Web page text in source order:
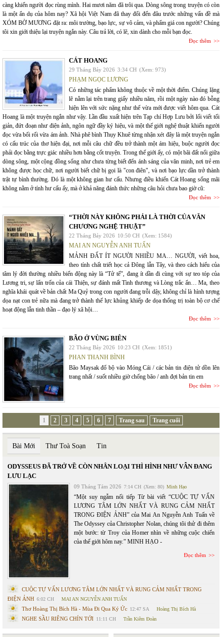
càng khiến người đọc rùng mình. Hai mươi năm đã trôi qua. Dòng sông trong truyện có còn
là một ẩn dụ của hôm nay? Xã hội Việt Nam đã thay đổi đến đâu trước những vấn đề mà
XÓM BỜ MƯƠNG đặt ra: môi trường, bạo lực, sự vô cảm, và phẩm giá con người? Chúng
tôi xin giới thiệu lại truyện ngắn này. Câu trả lời, có lẽ, xin dành cho mỗi bạn đọc.
Đọc thêm
CÁT HOANG
29 Tháng Bảy 2026 3:34 CH (Xem: 973)
PHẠM NGỌC LƯƠNG
Có những tác phẩm không thuộc về một thời điểm. Chúng lặng
lẽ nằm lại trên trang giấy nhiều năm, rồi một ngày nào đó bỗng
hiện lên với sức nặng như thể vừa mới được viết hôm qua. Cát
Hoang là một truyện ngắn như vậy. Lần đầu xuất hiện trên Tạp chí Hợp Lưu bởi lối viết tối
giản, đứt đoạn như điện ảnh, ngôn ngữ đầy ký hiệu, và một thế giới nghệ thuật khiến người
đọc vừa bối rối vừa ám ảnh. Nhà phê bình Thụy Khuê từng nhận xét đây là một truyện ngắn
có cấu trúc của thơ hiện đại, nơi mỗi câu chữ đều trở thành một ám hiệu, buộc người đọc
phải đọc bằng trực giác nhiều hơn bằng cốt truyện. Trong thế giới ấy, có một bãi đất nổi giữa
dòng sông, một cộng đồng sống như chưa từng biết đến ánh sáng của văn minh, nơi trẻ em
không được học chữ, nơi người biết chữ bị gọi là "con điên", và nơi bạo lực dần trở thành
trật tự bình thường. Đó là một không gian hư cấu. Nhưng điều khiến Cát Hoang sống mãi
không nằm ở tính hư cấu ấy, mà ở khả năng đánh thức những câu hỏi chưa bao giờ cũ:
Đọc thêm
“THỜI NÀY KHÔNG PHẢI LÀ THỜI CỦA VĂN
CHƯƠNG NGHỆ THUẬT”
22 Tháng Bảy 2026 10:50 CH (Xem: 1584)
MAI AN NGUYỄN ANH TUẤN
MẢNH ĐẤT ÍT NGƯỜI NHIỀU MA… NGƯỜI, viết hoa,
theo tính chất triết học cả Đông lẫn Tây, và theo cách hiểu của
tâm lý đời thường nhiều biến động này là “Tử tế”, đang ít dần đi cùng với sự teo tóp của
Lương tri, sự lẩn trốn của cái Thiện, sự đánh mất Tình thương và Lòng trắc ẩn… Ma, theo
nghĩa khái quát về bản chất Ma Quỷ trong con người đang trỗi dậy, không chỉ là hình tượng
dọa nạt con trẻ nữa mà đang trở thành thế lực khủng khiếp đe dọa thống trị toàn bộ cơ chế
hoạt động lẫn tinh thần – đạo lý xã hội…
Đọc thêm
BÃO Ở VÙNG BIÊN
22 Tháng Bảy 2026 10:23 CH (Xem: 1851)
PHAN THANH BÌNH
Bão Maysak đổ bộ vào Móng Cái / các bản tin điện tử dồn lên
trang nhất / suốt nhiều giờ chống bão / anh đợi bản tin em
Đọc thêm
1 2 3 4 5 6 7 Trang sau Trang cuối
Bài Mới Thư Toà Soạn Tin
ODYSSEUS ĐÃ TRỞ VỀ CÒN NHÂN LOẠI THÌ HÌNH NHƯ VẪN ĐANG
LƯU LẠC
09 Tháng Tám 2026 7:14 CH (Xem: 80) Minh Hạo
“Một suy ngẫm nối tiếp Từ bài viết “CUỘC TỰ VẤN
LƯƠNG TÂM LỚN NHẤT VÀ RUNG CẢM NHẤT
TRONG ĐIỆN ẢNH” của Mai An Nguyễn Anh Tuấn về
The Odyssey của Christopher Nolan, chúng tôi thử đi thêm
một bước: từ Troy của Homer nhìn về những cuộc chiến
của thế giới hôm nay.” MINH HẠO -
Đọc thêm
CUỘC TỰ VẤN LƯƠNG TÂM LỚN NHẤT VÀ RUNG CẢM NHẤT TRONG
ĐIỆN ẢNH 6:02 CH MAI AN NGUYỄN ANH TUẤN
Thơ Hoàng Thị Bích Hà - Mùa Đi Qua Ký Ức 12:47 SA Hoàng Thị Bích Hà
NGHE SẦU RIÊNG CHÍN TỚI 11:11 CH Trần Kiêm Đoàn